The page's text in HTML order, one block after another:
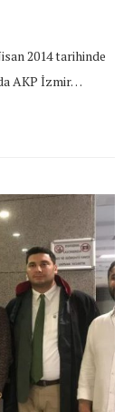
2014 tarihinde
AKP İzmir…